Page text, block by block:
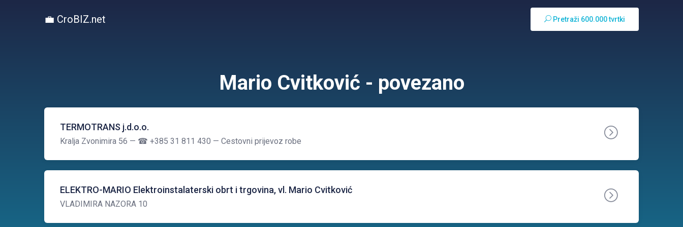
💼 CroBIZ.net Pretraži 600.000 tvrtki
Mario Cvitković - povezano
TERMOTRANS j.d.o.o.
Kralja Zvonimira 56 — ☎ +385 31 811 430 — Cestovni prijevoz robe
ELEKTRO-MARIO Elektroinstalaterski obrt i trgovina, vl. Mario Cvitković
VLADIMIRA NAZORA 10